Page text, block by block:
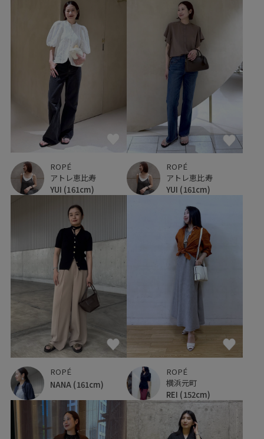
ROPÉ
アトレ恵比寿
YUI (161cm)
ROPÉ
アトレ恵比寿
YUI (161cm)
ROPÉ
NANA (161cm)
ROPÉ
横浜元町
REI (152cm)